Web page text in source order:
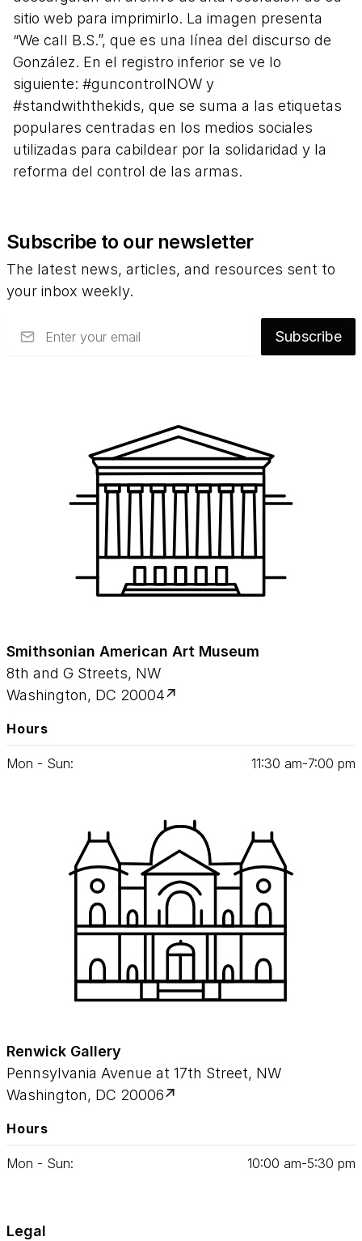
sitio web para imprimirlo. La imagen presenta
“We call B.S.”, que es una línea del discurso de
González. En el registro inferior se ve lo
siguiente: #guncontrolNOW y
#standwiththekids, que se suma a las etiquetas
populares centradas en los medios sociales
utilizadas para cabildear por la solidaridad y la
reforma del control de las armas.
Subscribe to our newsletter
The latest news, articles, and resources sent to
your inbox weekly.
Subscribe
Smithsonian American Art Museum
8th and G Streets, NW
Washington, DC 20004
Hours
Mon - Sun: 11:30 am‑7:00 pm
Renwick Gallery
Pennsylvania Avenue at 17th Street, NW
Washington, DC 20006
Hours
Mon - Sun: 10:00 am‑5:30 pm
Legal